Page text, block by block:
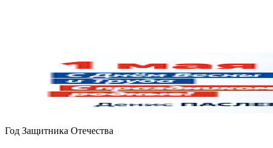
Год Защитника Отечества